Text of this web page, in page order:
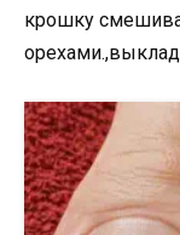
крошку